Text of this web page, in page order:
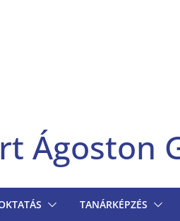
Ágoston
TANÁRKÉPZÉS